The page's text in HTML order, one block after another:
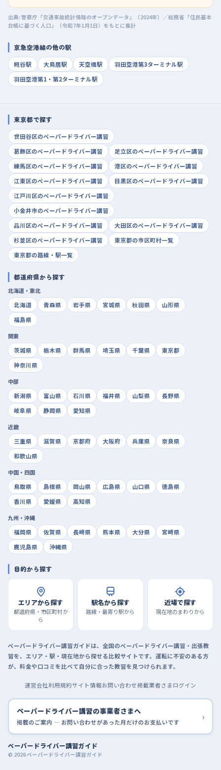
出典: 警察庁「交通事故統計情報のオープンデータ」（2024年）／総務省「住民基本
台帳に基づく人口」（令和7年1月1日）をもとに集計
京急空港線の他の駅
糀谷駅 大鳥居駅 天空橋駅
羽田空港第3ターミナル駅
羽田空港第1・第2ターミナル駅
東京都で探す
世田谷区のペーパードライバー講習
葛飾区のペーパードライバー講習
足立区のペーパードライバー講習
練馬区のペーパードライバー講習
港区のペーパードライバー講習
江東区のペーパードライバー講習
目黒区のペーパードライバー講習
江戸川区のペーパードライバー講習
小金井市のペーパードライバー講習
品川区のペーパードライバー講習
大田区のペーパードライバー講習
杉並区のペーパードライバー講習
東京都の市区町村一覧
東京都の路線・駅一覧
都道府県から探す
北海道・東北
北海道
青森県 岩手県 宮城県 秋田県
山形県
福島県
関東
茨城県
栃木県 群馬県 埼玉県 千葉県
東京都
神奈川県
中部
新潟県
富山県 石川県 福井県 山梨県
長野県
岐阜県
静岡県 愛知県
近畿
三重県
滋賀県 京都府 大阪府 兵庫県
奈良県
和歌山県
中国・四国
鳥取県
島根県 岡山県 広島県 山口県
徳島県
香川県
愛媛県 高知県
九州・沖縄
福岡県
佐賀県 長崎県 熊本県 大分県
宮崎県
鹿児島県
沖縄県
目的から探す
エリアから探す
都道府県・市区町村か
ら
駅名から探す
路線・最寄り駅から
近場で探す
現在地のまわりから
ペーパードライバー講習ガイドは、全国のペーパードライバー講習・出張教
習を、エリア・駅・現在地から探せる比較サイトです。運転に不安のある方
が、料金や口コミを比べて自分に合った教習を見つけられます。
運営会社利用規約サイト情報お問い合わせ掲載業者さまログイン
ペーパードライバー講習の事業者さまへ
掲載のご案内 — お問い合わせがあった月だけのお支払いです ›
ペーパードライバー講習ガイド
© 2026 ペーパードライバー講習ガイド